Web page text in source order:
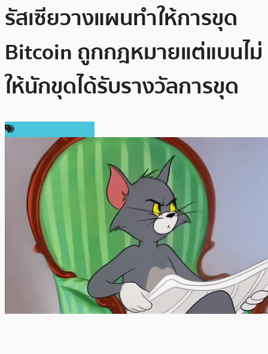
รัสเซียวางแผนทำให้การขุด
Bitcoin ถูกกฎหมายแต่แบนไม่
ให้นักขุดได้รับรางวัลการขุด